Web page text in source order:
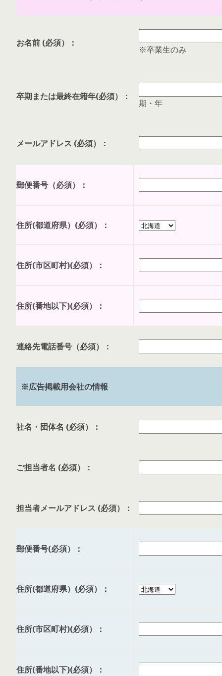
お名前 (必須）：
※卒業生のみ
卒期または最終在籍年(必須）：
期・年
メールアドレス (必須）：
郵便番号（必須）：
住所(都道府県）(必須）：
住所(市区町村)(必須）：
住所(番地以下)(必須）：
連絡先電話番号（必須）：
※広告掲載用会社の情報
社名・団体名 (必須）：
ご担当者名 (必須）：
担当者メールアドレス (必須）：
郵便番号(必須）：
住所(都道府県）(必須）：
住所(市区町村)(必須）：
住所(番地以下)(必須）：